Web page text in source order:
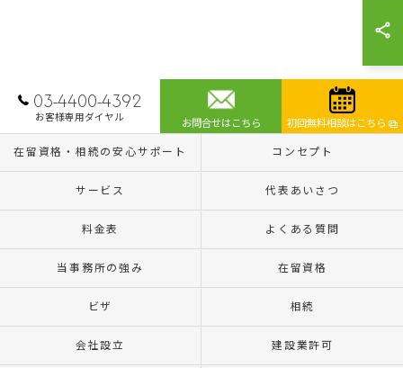
03-4400-4392
お客様専用ダイヤル お問合せはこちら 初回無料相談はこちら
在留資格・相続の安心サポート コンセプト
サービス 代表あいさつ
料金表 よくある質問
当事務所の強み 在留資格
ビザ 相続
会社設立 建設業許可